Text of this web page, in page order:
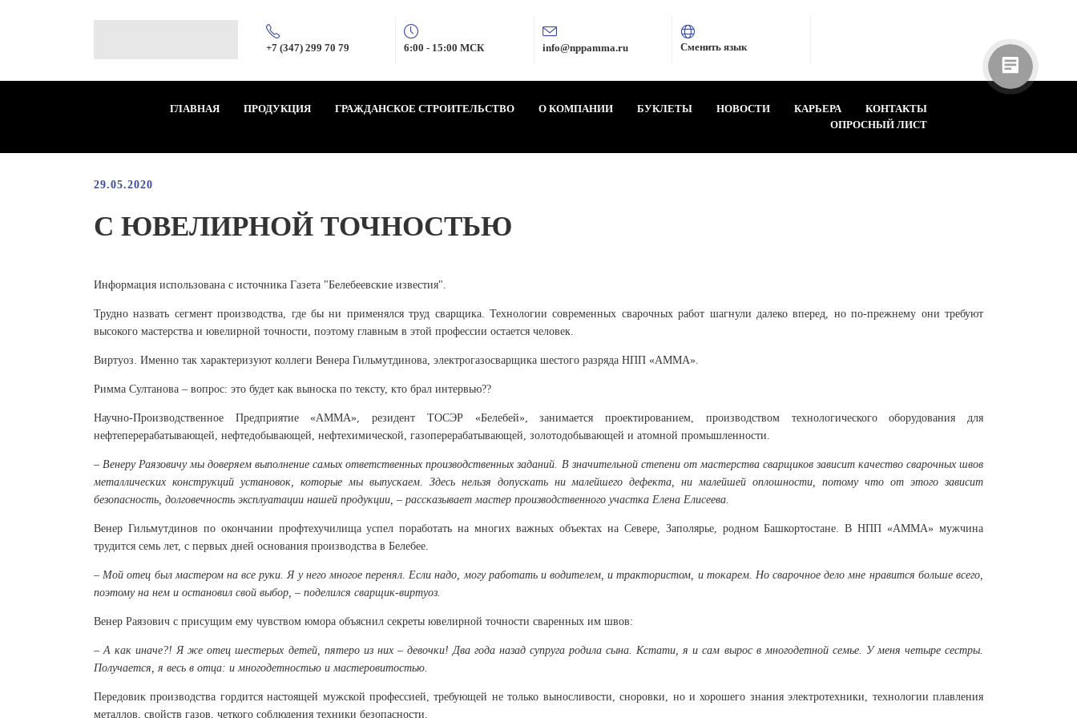
+7 (347) 299 70 79 6:00 - 15:00 МСК info@nppamma.ru Сменить язык
ГЛАВНАЯ ПРОДУКЦИЯ ГРАЖДАНСКОЕ СТРОИТЕЛЬСТВО О КОМПАНИИ БУКЛЕТЫ НОВОСТИ КАРЬЕРА
КОНТАКТЫ
ОПРОСНЫЙ ЛИСТ
29.05.2020
С ЮВЕЛИРНОЙ ТОЧНОСТЬЮ
Информация использована с источника Газета "Белебеевские известия".
Трудно назвать сегмент производства, где бы ни применялся труд сварщика. Технологии современных сварочных работ шагнули далеко вперед, но по-прежнему они требуют
высокого мастерства и ювелирной точности, поэтому главным в этой профессии остается человек.
Виртуоз. Именно так характеризуют коллеги Венера Гильмутдинова, электрогазосварщика шестого разряда НПП «АММА».
Римма Султанова – вопрос: это будет как выноска по тексту, кто брал интервью??
Научно-Производственное Предприятие «АММА», резидент ТОСЭР «Белебей», занимается проектированием, производством технологического оборудования для
нефтеперерабатывающей, нефтедобывающей, нефтехимической, газоперерабатывающей, золотодобывающей и атомной промышленности.
– Венеру Раязовичу мы доверяем выполнение самых ответственных производственных заданий. В значительной степени от мастерства сварщиков зависит качество сварочных швов
металлических конструкций установок, которые мы выпускаем. Здесь нельзя допускать ни малейшего дефекта, ни малейшей оплошности, потому что от этого зависит
безопасность, долговечность эксплуатации нашей продукции, – рассказывает мастер производственного участка Елена Елисеева.
Венер Гильмутдинов по окончании профтехучилища успел поработать на многих важных объектах на Севере, Заполярье, родном Башкортостане. В НПП «АММА» мужчина
трудится семь лет, с первых дней основания производства в Белебее.
– Мой отец был мастером на все руки. Я у него многое перенял. Если надо, могу работать и водителем, и трактористом, и токарем. Но сварочное дело мне нравится больше всего,
поэтому на нем и остановил свой выбор, – поделился сварщик-виртуоз.
Венер Раязович с присущим ему чувством юмора объяснил секреты ювелирной точности сваренных им швов:
– А как иначе?! Я же отец шестерых детей, пятеро из них – девочки! Два года назад супруга родила сына. Кстати, я и сам вырос в многодетной семье. У меня четыре сестры.
Получается, я весь в отца: и многодетностью и мастеровитостью.
Передовик производства гордится настоящей мужской профессией, требующей не только выносливости, сноровки, но и хорошего знания электротехники, технологии плавления
металлов, свойств газов, четкого соблюдения техники безопасности.